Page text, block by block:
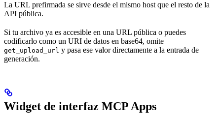
La URL prefirmada se sirve desde el mismo host que el resto de la
API pública.
Si tu archivo ya es accesible en una URL pública o puedes
codificarlo como un URI de datos en base64, omite
get_upload_url y pasa ese valor directamente a la entrada de
generación.
Widget de interfaz MCP Apps